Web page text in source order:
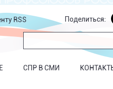
RSS Поделиться:
СПР В СМИ